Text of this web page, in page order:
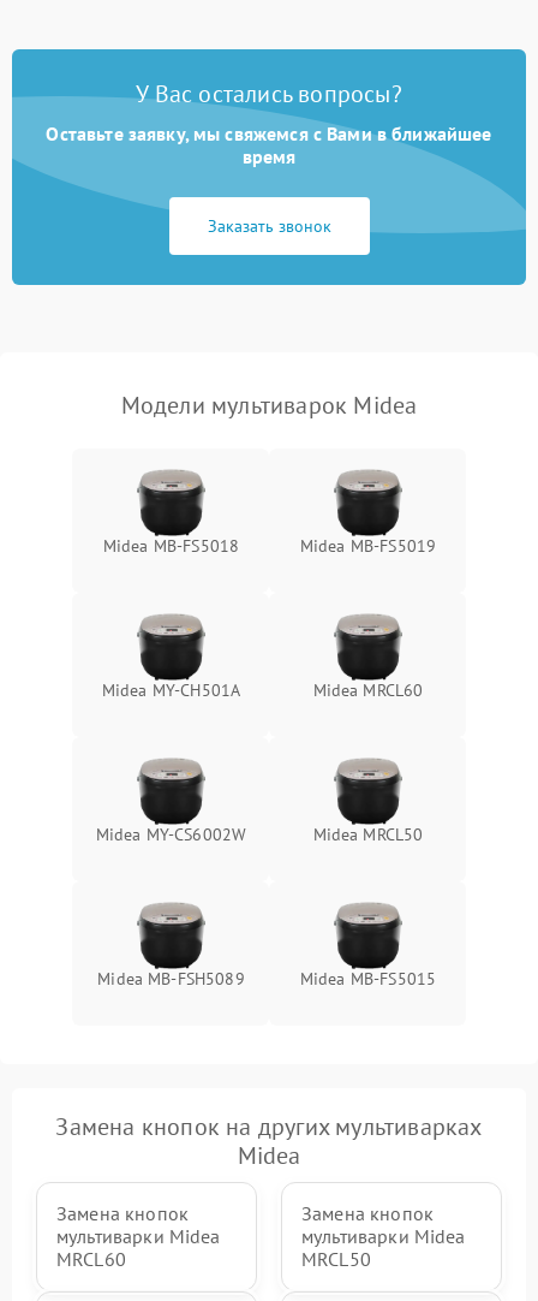
У Вас остались вопросы?
Оставьте заявку, мы свяжемся с Вами в ближайшее
время
Заказать звонок
Модели мультиварок Midea
Midea MB-FS5018 Midea MB-FS5019
Midea MY-CH501A Midea MRCL60
Midea MY-CS6002W Midea MRCL50
Midea MB-FSH5089 Midea MB-FS5015
Замена кнопок на других мультиварках
Midea
Замена кнопок
мультиварки Midea
MRCL60
Замена кнопок
мультиварки Midea
MRCL50